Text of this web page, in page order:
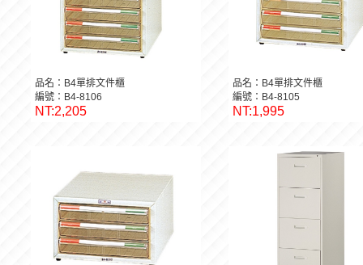
品名：B4單排文件櫃
編號：B4-8106
NT:2,205
品名：B4單排文件櫃
編號：B4-8105
NT:1,995